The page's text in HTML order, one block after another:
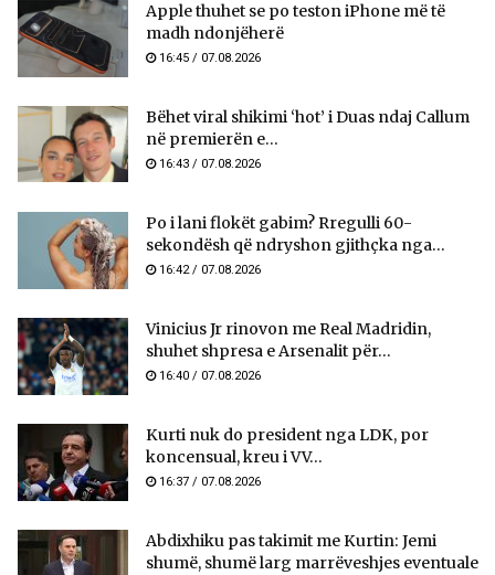
Apple thuhet se po teston iPhone më të
madh ndonjëherë
16:45 / 07.08.2026
Bëhet viral shikimi ‘hot’ i Duas ndaj Callum
në premierën e...
16:43 / 07.08.2026
Po i lani flokët gabim? Rregulli 60-
sekondësh që ndryshon gjithçka nga...
16:42 / 07.08.2026
Vinicius Jr rinovon me Real Madridin,
shuhet shpresa e Arsenalit për...
16:40 / 07.08.2026
Kurti nuk do president nga LDK, por
koncensual, kreu i VV...
16:37 / 07.08.2026
Abdixhiku pas takimit me Kurtin: Jemi
shumë, shumë larg marrëveshjes eventuale